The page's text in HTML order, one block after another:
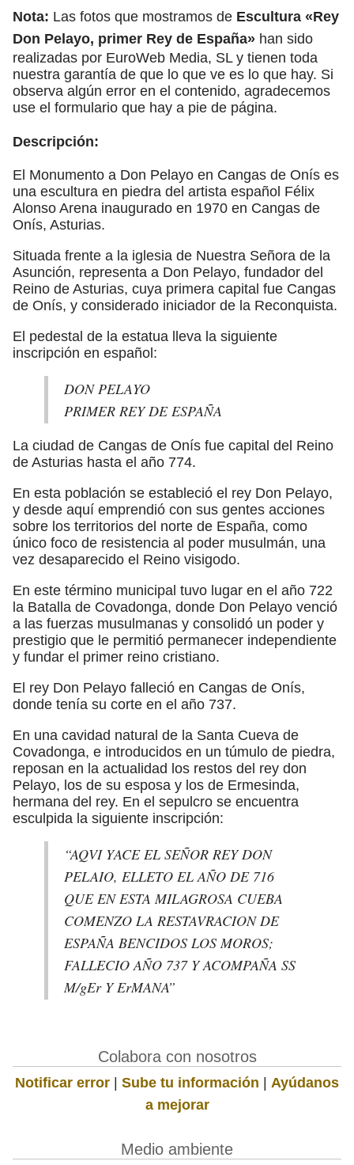
Nota: Las fotos que mostramos de Escultura «Rey
Don Pelayo, primer Rey de España» han sido
realizadas por EuroWeb Media, SL y tienen toda
nuestra garantía de que lo que ve es lo que hay. Si
observa algún error en el contenido, agradecemos
use el formulario que hay a pie de página.
Descripción:
El Monumento a Don Pelayo en Cangas de Onís es
una escultura en piedra del artista español Félix
Alonso Arena inaugurado en 1970 en Cangas de
Onís, Asturias.
Situada frente a la iglesia de Nuestra Señora de la
Asunción, representa a Don Pelayo, fundador del
Reino de Asturias, cuya primera capital fue Cangas
de Onís, y considerado iniciador de la Reconquista.
El pedestal de la estatua lleva la siguiente
inscripción en español:
DON PELAYO
PRIMER REY DE ESPAÑA
La ciudad de Cangas de Onís fue capital del Reino
de Asturias hasta el año 774.
En esta población se estableció el rey Don Pelayo,
y desde aquí emprendió con sus gentes acciones
sobre los territorios del norte de España, como
único foco de resistencia al poder musulmán, una
vez desaparecido el Reino visigodo.
En este término municipal tuvo lugar en el año 722
la Batalla de Covadonga, donde Don Pelayo venció
a las fuerzas musulmanas y consolidó un poder y
prestigio que le permitió permanecer independiente
y fundar el primer reino cristiano.
El rey Don Pelayo falleció en Cangas de Onís,
donde tenía su corte en el año 737.
En una cavidad natural de la Santa Cueva de
Covadonga, e introducidos en un túmulo de piedra,
reposan en la actualidad los restos del rey don
Pelayo, los de su esposa y los de Ermesinda,
hermana del rey. En el sepulcro se encuentra
esculpida la siguiente inscripción:
“AQVI YACE EL SEÑOR REY DON
PELAIO, ELLETO EL AÑO DE 716
QUE EN ESTA MILAGROSA CUEBA
COMENZO LA RESTAVRACION DE
ESPAÑA BENCIDOS LOS MOROS;
FALLECIO AÑO 737 Y ACOMPAÑA SS
M/gEr Y ErMANA”
Colabora con nosotros
Notificar error | Sube tu información | Ayúdanos
a mejorar
Medio ambiente